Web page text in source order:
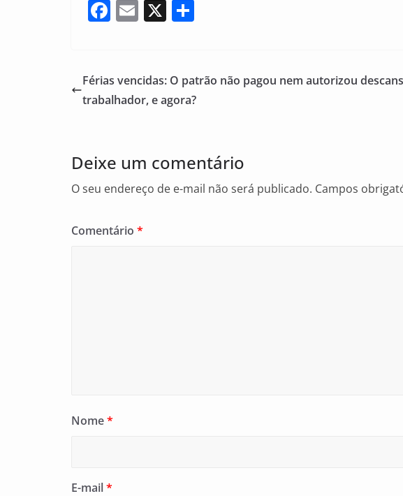
F
e
b
k
E
l
X
e
Férias vencidas: O patrão não pagou nem autorizou
trabalhador, e agora?
Deixe um comentário
O seu endereço de e-mail não será publicado. Campos
Comentário *
Nome*
E-mail*